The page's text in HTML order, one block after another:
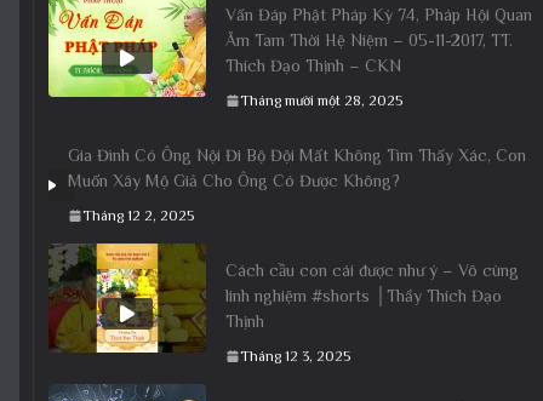
Vấn Đáp Phật Pháp Kỳ 74, Pháp Hội Quan
Âm Tam Thời Hệ Niệm – 05-11-2017, TT.
Thích Đạo Thịnh – CKN
Tháng mười một 28, 2025
Gia Đình Có Ông Nội Đi Bộ Đội Mất Không Tìm Thấy Xác, Con
Muốn Xây Mộ Giả Cho Ông Có Được Không?
Tháng 12 2, 2025
Cách cầu con cái được như ý – Vô cùng
linh nghiệm #shorts │Thầy Thích Đạo
Thịnh
Tháng 12 3, 2025